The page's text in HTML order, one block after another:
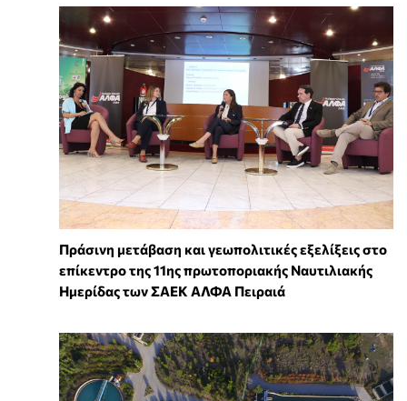
Πράσινη μετάβαση και γεωπολιτικές εξελίξεις στο
επίκεντρο της 11ης πρωτοποριακής Ναυτιλιακής
Ημερίδας των ΣΑΕΚ ΑΛΦΑ Πειραιά